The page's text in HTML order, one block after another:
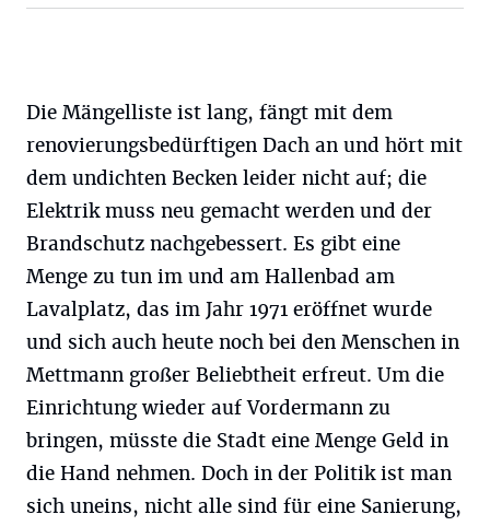
Die Mängelliste ist lang, fängt mit dem
renovierungsbedürftigen Dach an und hört mit
dem undichten Becken leider nicht auf; die
Elektrik muss neu gemacht werden und der
Brandschutz nachgebessert. Es gibt eine
Menge zu tun im und am Hallenbad am
Lavalplatz, das im Jahr 1971 eröffnet wurde
und sich auch heute noch bei den Menschen in
Mettmann großer Beliebtheit erfreut. Um die
Einrichtung wieder auf Vordermann zu
bringen, müsste die Stadt eine Menge Geld in
die Hand nehmen. Doch in der Politik ist man
sich uneins, nicht alle sind für eine Sanierung,